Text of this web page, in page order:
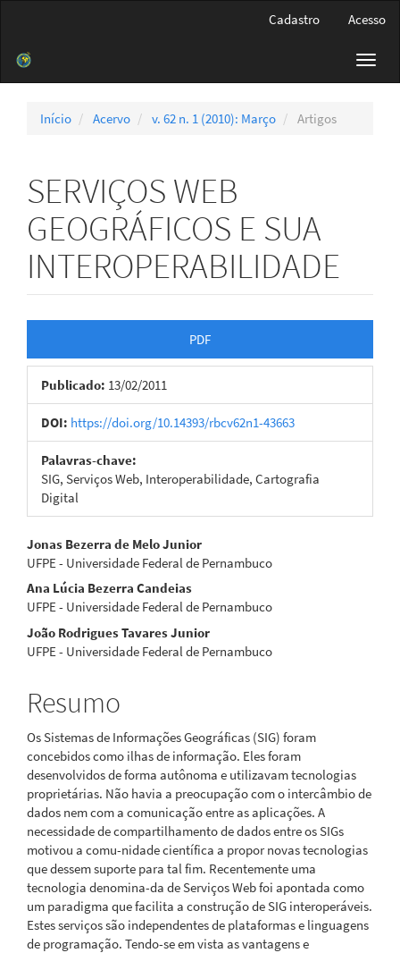
Barra
Cadastro Acesso
Início Acervo v. 62 n. 1 (2010): Março Artigos
SERVIÇOS WEB
GEOGRÁFICOS E SUA
INTEROPERABILIDADE
lateral
de
artigos
PDF
Publicado: 13/02/2011
DOI: https://doi.org/10.14393/rbcv62n1-43663
Palavras-chave:
SIG, Serviços Web, Interoperabilidade, Cartografia
Digital
Conteúdo
do
artigo
principal
Jonas Bezerra de Melo Junior
UFPE - Universidade Federal de Pernambuco
Ana Lúcia Bezerra Candeias
UFPE - Universidade Federal de Pernambuco
João Rodrigues Tavares Junior
UFPE - Universidade Federal de Pernambuco
Resumo
Os Sistemas de Informações Geográficas (SIG) foram
concebidos como ilhas de informação. Eles foram
desenvolvidos de forma autônoma e utilizavam tecnologias
proprietárias. Não havia a preocupação com o intercâmbio de
dados nem com a comunicação entre as aplicações. A
necessidade de compartilhamento de dados entre os SIGs
motivou a comu-nidade científica a propor novas tecnologias
que dessem suporte para tal fim. Recentemente uma
tecnologia denomina-da de Serviços Web foi apontada como
um paradigma que facilita a construção de SIG interoperáveis.
Estes serviços são independentes de plataformas e linguagens
de programação. Tendo-se em vista as vantagens e